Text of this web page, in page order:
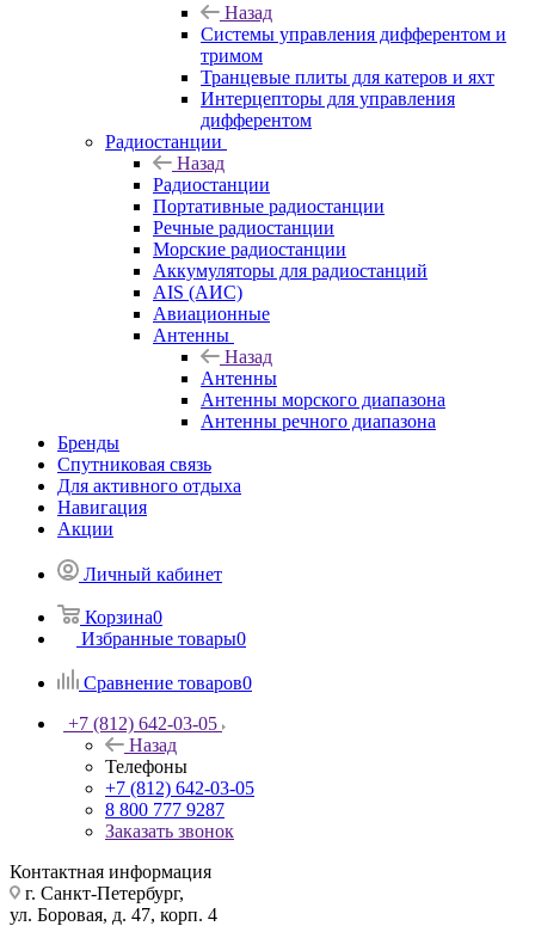
Назад
Системы управления дифферентом и
тримом
Транцевые плиты для катеров и яхт
Интерцепторы для управления
дифферентом
Радиостанции
Назад
Радиостанции
Портативные радиостанции
Речные радиостанции
Морские радиостанции
Аккумуляторы для радиостанций
AIS (АИС)
Авиационные
Антенны
Назад
Антенны
Антенны морского диапазона
Антенны речного диапазона
Бренды
Спутниковая связь
Для активного отдыха
Навигация
Акции
Личный кабинет
Корзина0
Избранные товары0
Сравнение товаров0
+7 (812) 642-03-05
Назад
Телефоны
+7 (812) 642-03-05
8 800 777 9287
Заказать звонок
Контактная информация
г. Санкт-Петербург,
ул. Боровая, д. 47, корп. 4